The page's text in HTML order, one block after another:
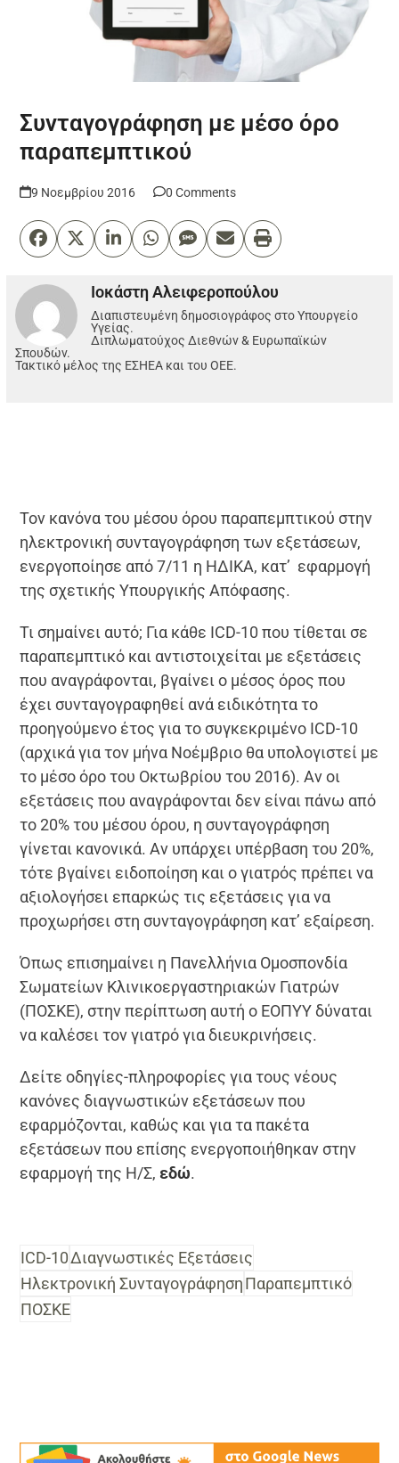
Συνταγογράφηση με μέσο όρο
παραπεμπτικού
9 Νοεμβρίου 2016 0 Comments
Ιοκάστη Αλειφεροπούλου
Διαπιστευμένη δημοσιογράφος στο Υπουργείο
Υγείας.
Διπλωματούχος Διεθνών & Ευρωπαϊκών
Σπουδών.
Τακτικό μέλος της ΕΣΗΕΑ και του ΟΕΕ.
Τον κανόνα του μέσου όρου παραπεμπτικού στην
ηλεκτρονική συνταγογράφηση των εξετάσεων,
ενεργοποίησε από 7/11 η ΗΔΙΚΑ, κατ’ εφαρμογή
της σχετικής Υπουργικής Απόφασης.
Τι σημαίνει αυτό; Για κάθε ΙCD-10 που τίθεται σε
παραπεμπτικό και αντιστοιχείται με εξετάσεις
που αναγράφονται, βγαίνει ο μέσος όρος που
έχει συνταγογραφηθεί ανά ειδικότητα το
προηγούμενο έτος για το συγκεκριμένο ICD-10
(αρχικά για τον μήνα Νοέμβριο θα υπολογιστεί με
το μέσο όρο του Οκτωβρίου του 2016). Αν οι
εξετάσεις που αναγράφονται δεν είναι πάνω από
το 20% του μέσου όρου, η συνταγογράφηση
γίνεται κανονικά. Αν υπάρχει υπέρβαση του 20%,
τότε βγαίνει ειδοποίηση και ο γιατρός πρέπει να
αξιολογήσει επαρκώς τις εξετάσεις για να
προχωρήσει στη συνταγογράφηση κατ’ εξαίρεση.
Όπως επισημαίνει η Πανελλήνια Ομοσπονδία
Σωματείων Κλινικοεργαστηριακών Γιατρών
(ΠΟΣΚΕ), στην περίπτωση αυτή ο ΕΟΠΥΥ δύναται
να καλέσει τον γιατρό για διευκρινήσεις.
Δείτε οδηγίες-πληροφορίες για τους νέους
κανόνες διαγνωστικών εξετάσεων που
εφαρμόζονται, καθώς και για τα πακέτα
εξετάσεων που επίσης ενεργοποιήθηκαν στην
εφαρμογή της Η/Σ, εδώ.
ICD-10Διαγνωστικές Εξετάσεις
Ηλεκτρονική ΣυνταγογράφησηΠαραπεμπτικό
ΠΟΣΚΕ